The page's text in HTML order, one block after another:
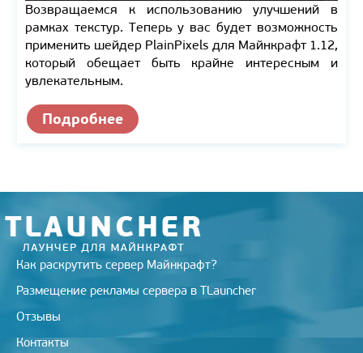
Возвращаемся к использованию улучшений в
рамках текстур. Теперь у вас будет возможность
применить шейдер PlainPixels для Майнкрафт 1.12,
который обещает быть крайне интересным и
увлекательным.
Подробнее
Как раскрутить сервер Майнкрафт?
Размещение рекламы сервера в TLauncher
Отзывы
Контакты